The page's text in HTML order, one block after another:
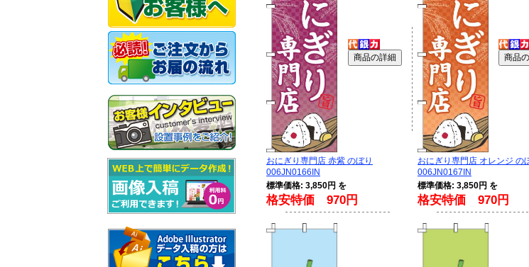
おにぎり専門店 赤紫 のぼり
006JN0166IN
標準価格: 3,850円 を
格安特価 970円
おにぎり専門店 オレンジ の
006JN0167IN
標準価格: 3,850円 を
格安特価 970円